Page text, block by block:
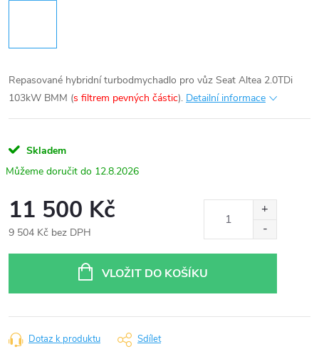
Repasované hybridní turbodmychadlo pro vůz Seat Altea 2.0TDi
103kW BMM (s filtrem pevných částic). Detailní informace
Skladem
12.8.2026
11 500 Kč
9 504 Kč bez DPH
VLOŽIT DO KOŠÍKU
Dotaz k produktu Sdílet